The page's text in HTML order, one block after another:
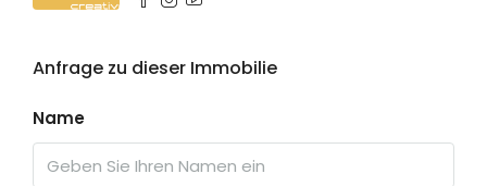
Anfrage zu dieser Immobilie
Name